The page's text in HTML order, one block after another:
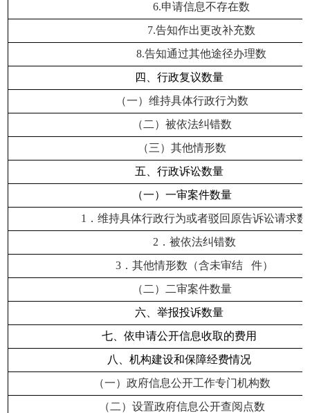
6.申请信息不存在数
7.告知作出更改补充数
8.告知通过其他途径办理数
四、行政复议数量
（一）维持具体行政行为数
（二）被依法纠错数
（三）其他情形数
五、行政诉讼数量
（一）一审案件数量
1 ．维持具体行政行为或者驳回原告诉讼请求数
2 ．被依法纠错数
3．其他情形数（含未审结 件）
（二）二审案件数量
六、举报投诉数量
七、依申请公开信息收取的费用
八、机构建设和保障经费情况
（一）政府信息公开工作专门机构数
（二）设置政府信息公开查阅点数